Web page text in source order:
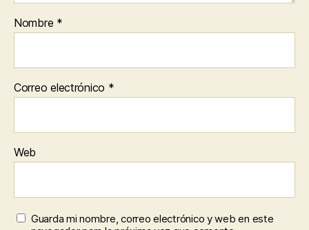
Nombre *
Correo electrónico *
Web
Guarda mi nombre, correo electrónico y web en este